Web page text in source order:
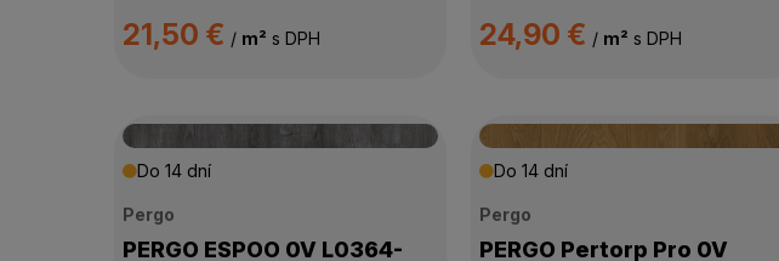
21,50 € / m² s DPH 24,90 € / m² s DPH
Do 14 dní
Pergo
PERGO ESPOO 0V L0364-
Do 14 dní
Pergo
PERGO Pertorp Pro 0V